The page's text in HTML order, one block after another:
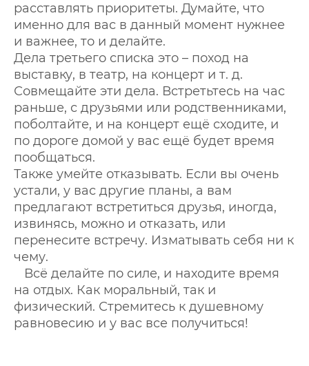
расставлять приоритеты. Думайте, что
именно для вас в данный момент нужнее
и важнее, то и делайте.
Дела третьего списка это – поход на
выставку, в театр, на концерт и т. д.
Совмещайте эти дела. Встретьтесь на час
раньше, с друзьями или родственниками,
поболтайте, и на концерт ещё сходите, и
по дороге домой у вас ещё будет время
пообщаться.
Также умейте отказывать. Если вы очень
устали, у вас другие планы, а вам
предлагают встретиться друзья, иногда,
извинясь, можно и отказать, или
перенесите встречу. Изматывать себя ни к
чему.
Всё делайте по силе, и находите время
на отдых. Как моральный, так и
физический. Стремитесь к душевному
равновесию и у вас все получиться!